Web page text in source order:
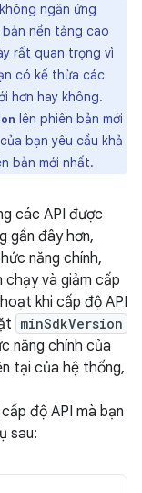
không ngăn ứng
nền tảng cao
rất quan trọng vì
có kế thừa các
hơn hay không.
lên phiên bản mới
bạn yêu cầu khả
bản mới nhất.
các API được
gần đây hơn,
năng chính,
và giảm cấp
khi cấp độ API
minSdkVersion
năng chính của
tại của hệ thống,
độ API mà bạn
sau: